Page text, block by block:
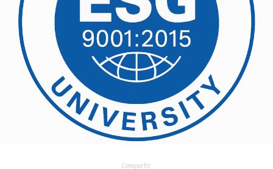
Compartir